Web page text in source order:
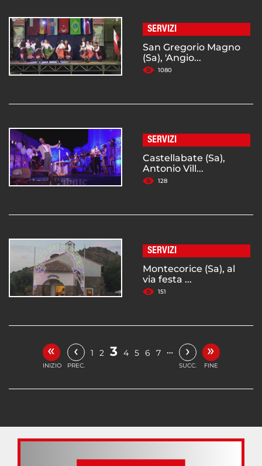
SERVIZI
San Gregorio Magno
(Sa), 'Angio...
1080
SERVIZI
Castellabate (Sa),
Antonio Vill...
128
SERVIZI
Montecorice (Sa), al
via festa ...
151
«
INIZIO
‹
PREC.
1 2 3 4 5 6 7 … ›
SUCC.
»
FINE